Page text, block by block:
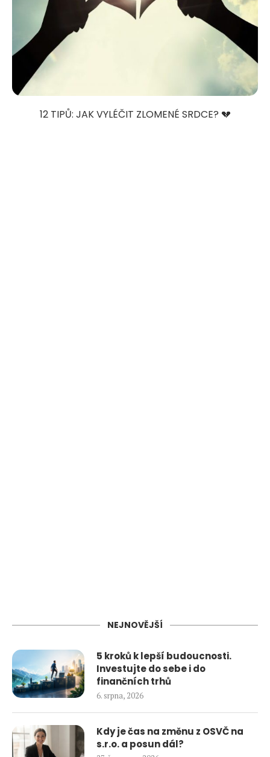
12 TIPŮ: JAK VYLÉČIT ZLOMENÉ SRDCE? 💔
NEJNOVĚJŠÍ
5 kroků k lepší budoucnosti.
Investujte do sebe i do
finančních trhů
6. srpna, 2026
Kdy je čas na změnu z OSVČ na
s.r.o. a posun dál?